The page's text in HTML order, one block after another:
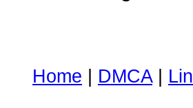
Home DMCA|